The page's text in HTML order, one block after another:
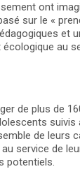
ont
sur le «
et
au
de plus de
suivis
de leurs
service de
potentiels.